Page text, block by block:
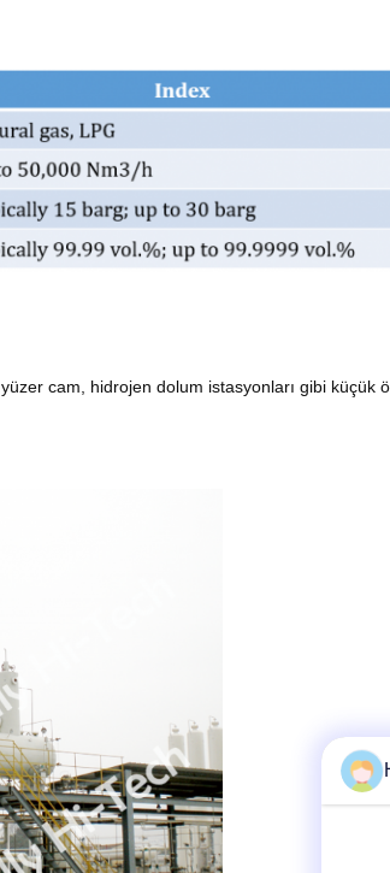
cam, hidrojen dolum istasyonları gibi küçük